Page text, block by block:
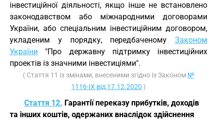
інвестиційної діяльності, якщо інше не встановлено
законодавством або міжнародними договорами
України, або спеціальним інвестиційним договором,
укладеним у порядку, передбаченому Законом
України "Про державну підтримку інвестиційних
проектів із значними інвестиціями".
( Стаття 11 із змінами, внесеними згідно із Законом №
1116-IX від 17.12.2020 )
Стаття 12. Гарантії переказу прибутків, доходів
та інших коштів, одержаних внаслідок здійснення